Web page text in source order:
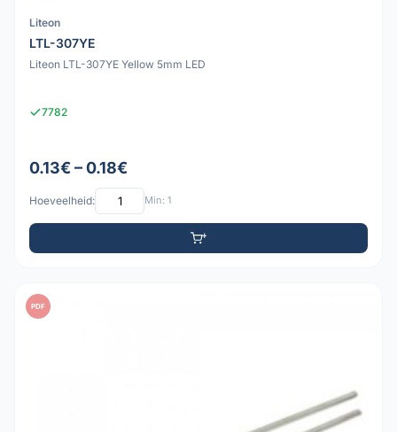
Liteon
LTL-307YE
Liteon LTL-307YE Yellow 5mm LED
7782
0.13€ – 0.18€
Hoeveelheid: Min: 1
PDF